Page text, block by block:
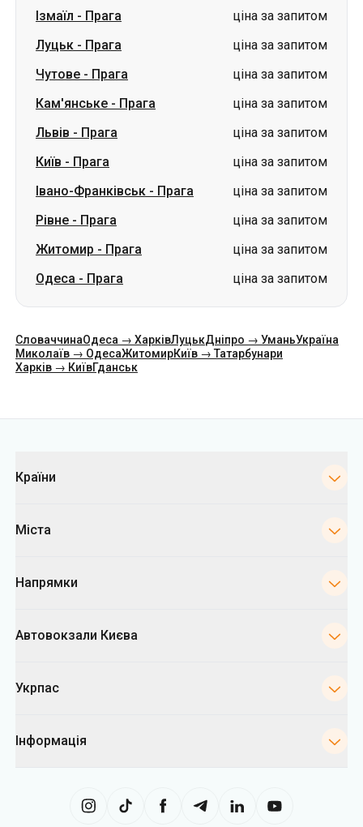
Ізмаїл - Прага
ціна за запитом
Луцьк - Прага
ціна за запитом
Чутове - Прага
ціна за запитом
Кам'янське - Прага
ціна за запитом
Львів - Прага
ціна за запитом
Київ - Прага
ціна за запитом
Івано-Франківськ - Прага
ціна за запитом
Рівне - Прага
ціна за запитом
Житомир - Прага
ціна за запитом
Одеса - Прага ціна за запитом
СловаччинаОдеса → ХарківЛуцькДніпро → УманьУкраїна
Миколаїв → ОдесаЖитомирКиїв → Татарбунари
Харків → КиївГданськ
Країни
Міста
Напрямки
Автовокзали Києва
Укрпас
Інформація